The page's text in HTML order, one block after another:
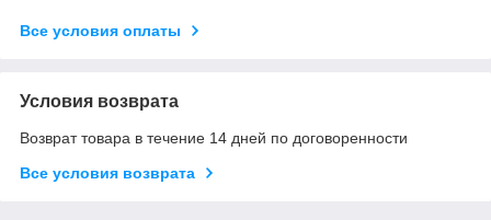
Все условия оплаты
Условия возврата
Возврат товара в течение 14 дней по договоренности
Все условия возврата